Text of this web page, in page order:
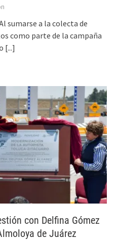
sumarse a la colecta de
como parte de la campaña
[...]
con Delfina Gómez
de Juárez